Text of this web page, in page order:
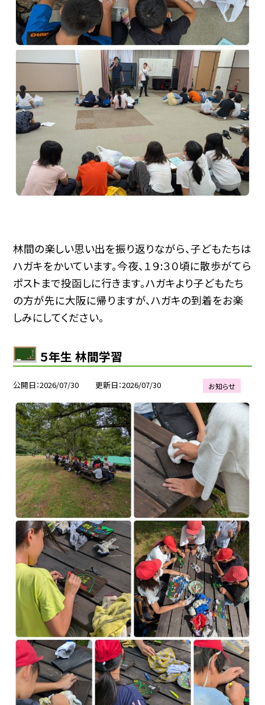
林間の楽しい思い出を振り返りながら、子どもたちは
ハガキをかいています。今夜、１９:３０頃に散歩がてら
ポストまで投函しに行きます。ハガキより子どもたち
の方が先に大阪に帰りますが、ハガキの到着をお楽
しみにしてください。
５年生 林間学習
公開日 2026/07/30 更新日 2026/07/30 お知らせ